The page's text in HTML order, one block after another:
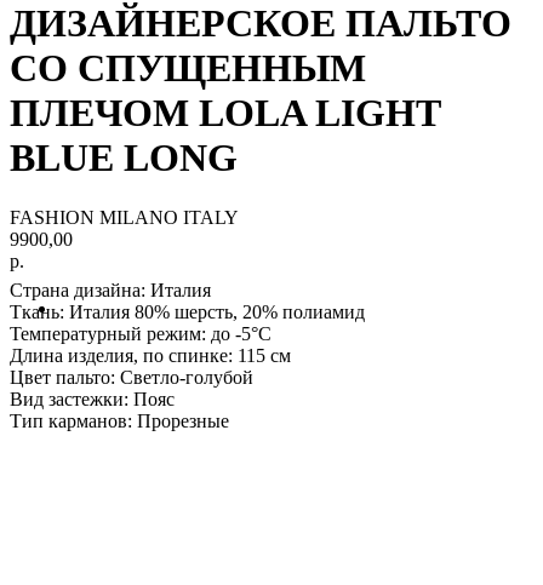
ДИЗАЙНЕРСКОЕ ПАЛЬТО
СО СПУЩЕННЫМ
ПЛЕЧОМ LOLA LIGHT
BLUE LONG
FASHION MILANO ITALY
9900,00
р.
Страна дизайна: Италия
Ткань: Италия 80% шерсть, 20% полиамид
Температурный режим: до -5°С
Длина изделия, по спинке: 115 см
Цвет пальто: Светло-голубой
Вид застежки: Пояс
Тип карманов: Прорезные